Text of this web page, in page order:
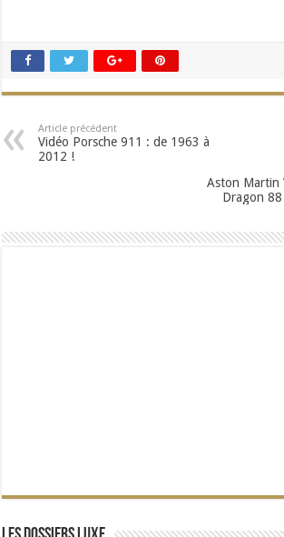
Article précédent
Vidéo Porsche 911 : de 1963 à
2012 !
Aston Martin
Dragon